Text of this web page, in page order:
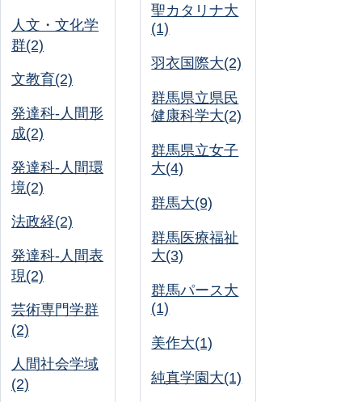
人文・文化学
群(2)
文教育(2)
発達科-人間形
成(2)
発達科-人間環
境(2)
法政経(2)
発達科-人間表
現(2)
芸術専門学群
(2)
人間社会学域
(2)
聖カタリナ大
(1)
羽衣国際大(2)
群馬県立県民
健康科学大(2)
群馬県立女子
大(4)
群馬大(9)
群馬医療福祉
大(3)
群馬パース大
(1)
美作大(1)
純真学園大(1)